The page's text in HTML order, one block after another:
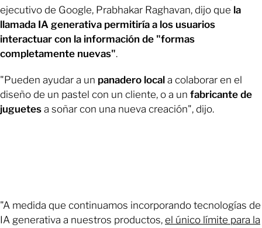
ejecutivo de Google, Prabhakar Raghavan, dijo que la
llamada IA generativa permitiría a los usuarios
interactuar con la información de "formas
completamente nuevas".
"Pueden ayudar a un panadero local a colaborar en el
diseño de un pastel con un cliente, o a un fabricante de
juguetes a soñar con una nueva creación", dijo.
"A medida que continuamos incorporando tecnologías de
IA generativa a nuestros productos, el único límite para la